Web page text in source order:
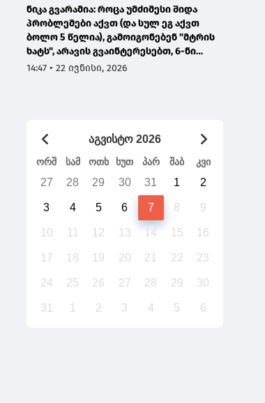
ნიკა გვარამია: როცა უმძიმესი შიდა
პრობლემები აქვთ (და სულ ეგ აქვთ
ბოლო 5 წელია), გამოიგონებენ "მტრის
ხატს", არავის გვაინტერესებთ, 6-ნი
ხართ და 7 დაჯგუფება გაქვთ -
14:47 • 22 ივნისი, 2026
აგვისტო 2026
ორშ სამ ოთხ ხუთ პარ შაბ კვი
27 28 29 30 31 1 2
3 4 5 6 7 8 9
10 11 12 13 14 15 16
17 18 19 20 21 22 23
24 25 26 27 28 29 30
31 1 2 3 4 5 6